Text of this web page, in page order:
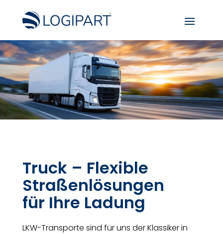
Truck – Flexible
Straßenlösungen
für Ihre Ladung
LKW-Transporte sind für uns der Klassiker in